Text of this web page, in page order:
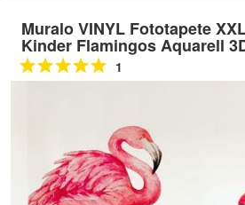
Muralo VINYL Fototapete
Kinder Flamingos Aquarell
1